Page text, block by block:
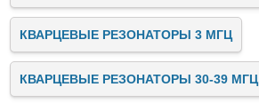
КВАРЦЕВЫЕ РЕЗОНАТОРЫ 3 МГЦ
КВАРЦЕВЫЕ РЕЗОНАТОРЫ 30-39 МГЦ